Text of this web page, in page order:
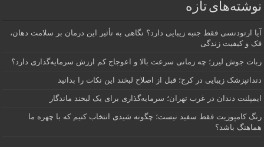
نوشته‌های تازه
آیا ارتودنسی فقط جنبه زیبایی دارد؟ نگاهی به تأثیر این درمان بر سلامت دهان،
فک و کیفیت زندگی
ربات جوش لیزر؛ چه زمانی سرعت بالا و اعوجاج کم ارزش سرمایه‌گذاری دارد؟
دندانپزشک زیبایی در کرج؛ قبل از اصلاح لبخند این نکات را بدانید
ایمپلنت دندان در غرب تهران؛ سرمایه‌گذاری برای یک لبخند ماندگار
رنگ کامپوزیت فقط سفید نیست؛ چگونه شیدی انتخاب کنیم که با چهره ما
هماهنگ باشد؟